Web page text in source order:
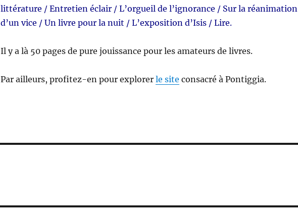
littérature / Entretien éclair / L’orgueil de l’ignorance / Sur la réanimation
d’un vice / Un livre pour la nuit / L’exposition d’Isis / Lire.
Il y a là 50 pages de pure jouissance pour les amateurs de livres.
Par ailleurs, profitez-en pour explorer le site consacré à Pontiggia.